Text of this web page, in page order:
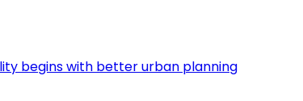
begins with better urban planning